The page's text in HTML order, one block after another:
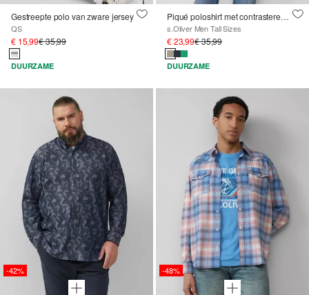
Gestreepte polo van zware jersey
QS
€ 15,99€ 35,99
DUURZAME
Piqué poloshirt met contrasterende details en logo
s.Oliver Men Tall Sizes
€ 23,99€ 35,99
DUURZAME
-42% -48%